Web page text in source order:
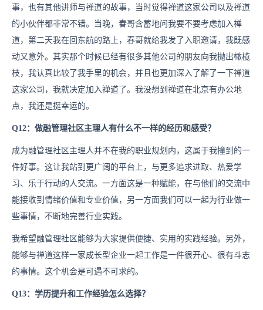
事，也有其他讲师与禅道的故事，当时觉得禅道这家公司以及禅道
的小伙伴都非常不错。当晚，春哥含蓄地问我要不要考虑加入禅
道，第二天我在回东航的路上，春哥就给我发了入职邀请，我既感
动又意外。其实那个时候已经有很多其他公司的朋友向我抛出橄榄
枝，我认真比较了我手里的机会，并且也更加深入了解了一下禅道
这家公司，我就决定加入禅道了。我没想到禅道在北京有办公地
点，我还是挺幸运的。
Q12：做融管理社区主理人有什么不一样的经历和感受？
成为融管理社区主理人并不在我的职业规划内，这属于我撞到的一
件好事。这让我站到更广阔的平台上，与更多追求进取、热爱学
习、乐于行动的人交流。一方面这是一种赋能，在与他们的交流中
能接收到情绪价值和专业价值，另一方面我们可以一起为行业做一
些事情，不断地完善行业实践。
我希望融管理社区能够为大家提供便捷、实用的实践经验。另外，
能够与禅道这样一家成长型企业一起工作是一件很开心、很有斗志
的事情。这个机会是可遇不可求的。
Q13：学历提升和工作经验怎么选择？